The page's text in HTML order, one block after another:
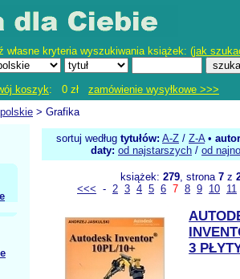
własne kryteria wyszukiwania książek: (jak
koszyk: 0 zł zamówienie wysyłkowe >>>
> Grafika
sortuj według tytułów: A-Z / Z-A•
daty: od najstarszych / od
książek: 279, strona 7z
<<< - 2 3 4 5 6 7 8 9 10 11
3